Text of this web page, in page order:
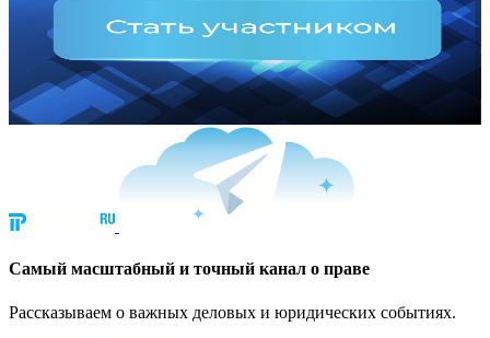
Cамый масштабный и точный канал о праве
Рассказываем о важных деловых и юридических событиях.